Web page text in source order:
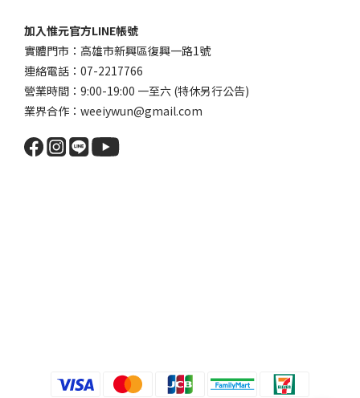
加入惟元官方LINE帳號
實體門市：高雄市新興區復興一路1號
連絡電話：07-2217766
營業時間：9:00-19:00 一至六 (特休另行公告)
業界合作：weeiywun@gmail.com